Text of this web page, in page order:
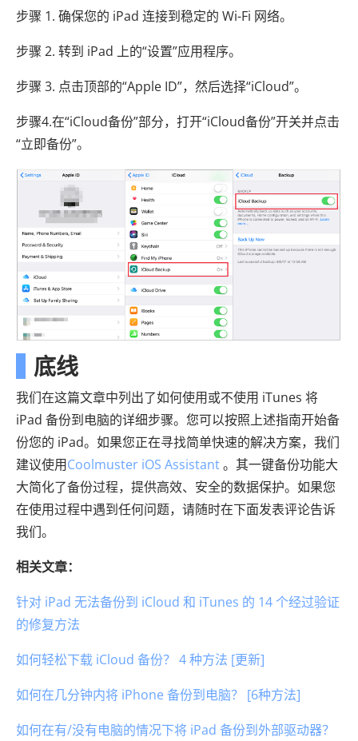
步骤 1. 确保您的 iPad 连接到稳定的 Wi-Fi 网络。
步骤 2. 转到 iPad 上的“设置”应用程序。
步骤 3. 点击顶部的“Apple ID”，然后选择“iCloud”。
步骤4.在“iCloud备份”部分，打开“iCloud备份”开关并点击
“立即备份”。
底线
我们在这篇文章中列出了如何使用或不使用 iTunes 将
iPad 备份到电脑的详细步骤。您可以按照上述指南开始备
份您的 iPad。如果您正在寻找简单快速的解决方案，我们
建议使用Coolmuster iOS Assistant。其一键备份功能大
大简化了备份过程，提供高效、安全的数据保护。如果您
在使用过程中遇到任何问题，请随时在下面发表评论告诉
我们。
相关文章：
针对 iPad 无法备份到 iCloud 和 iTunes 的 14 个经过验证
的修复方法
如何轻松下载 iCloud 备份？ 4 种方法 [更新]
如何在几分钟内将 iPhone 备份到电脑？ [6种方法]
如何在有/没有电脑的情况下将 iPad 备份到外部驱动器？